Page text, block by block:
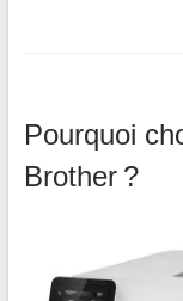
Pourquoi
Brother ?